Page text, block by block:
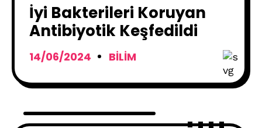
İyi Bakterileri Koruyan
Antibiyotik Keşfedildi
14/06/2024 BILIM